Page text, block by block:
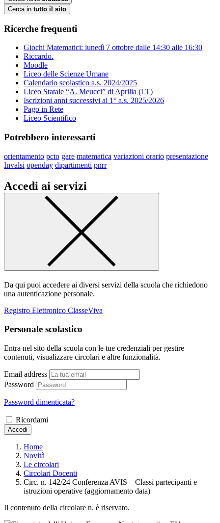
Cerca in tutto il sito
Ricerche frequenti
Giochi Matematici: lunedì 7 ottobre dalle 14:30 alle 16:30
Riccardo.
Moodle
Liceo delle Scienze Umane
Calendario scolastico a.s. 2024/2025
Liceo Statale “A. Meucci” di Aprilia (LT)
Iscrizioni anni successivi al 1° a.s. 2025/2026
Pago in Rete
Liceo Scientifico
Potrebbero interessarti
orientamento pcto gare matematica variazioni orario presentazione
Invalsi openday dipartimenti pnrr
Accedi ai servizi
Da qui puoi accedere ai diversi servizi della scuola che richiedono
una autenticazione personale.
Registro Elettronico ClasseViva
Personale scolastico
Entra nel sito della scuola con le tue credenziali per gestire
contenuti, visualizzare circolari e altre funzionalità.
Email address
Password
Password dimenticata?
Ricordami
Accedi
Home
Novità
Le circolari
Circolari Docenti
Circ. n. 142/24 Conferenza AVIS – Classi partecipanti e
istruzioni operative (aggiornamento data)
Il contenuto della circolare n. è riservato.